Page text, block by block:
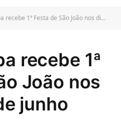
1ª Festa de São João nos dias 5 e 6 de junho
recebe 1ª
João nos
junho